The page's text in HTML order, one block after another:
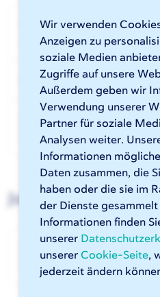
Wir verwenden
Anzeigen zu
soziale Medien
Zugriffe auf unsere
Außerdem geben wir
Verwendung unserer
Partner für soziale
Analysen weiter.
Informationen
Daten zusammen, die
haben oder die sie im
der Dienste
Informationen finden
unserer
unserer Cookie-Seite,
jederzeit ändern
Bevorzugte
automatische Gravur
Einstellung der
Akzeptierte
angezeigt
Juni
Schweißnahtsetzung